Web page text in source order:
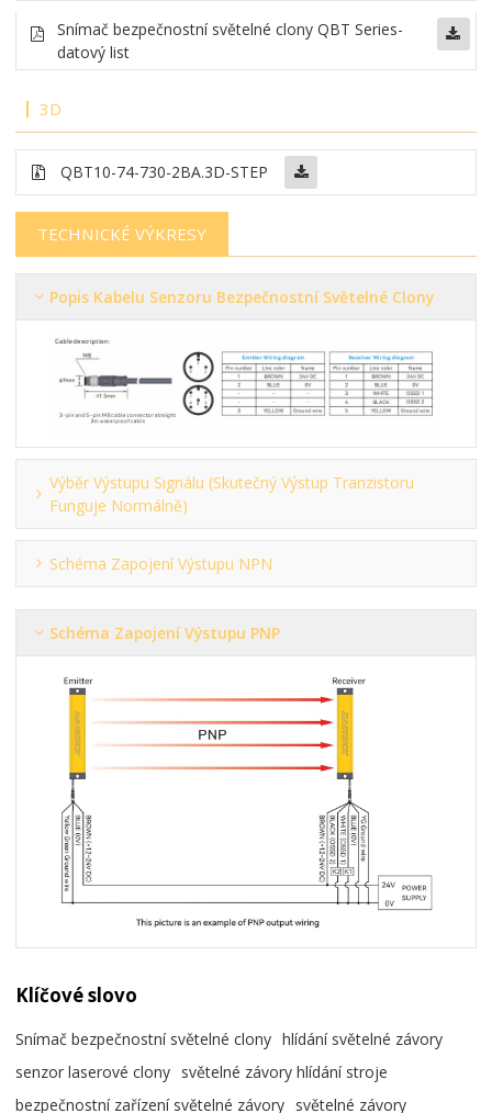
Snímač bezpečnostní světelné clony QBT Series-
datový list
3D
QBT10-74-730-2BA.3D-STEP
TECHNICKÉ VÝKRESY
Popis Kabelu Senzoru Bezpečnostní Světelné Clony
Výběr Výstupu Signálu (skutečný Výstup Tranzistoru
Funguje Normálně)
Schéma Zapojení Výstupu NPN
Schéma Zapojení Výstupu PNP
Klíčové slovo
Snímač bezpečnostní světelné clony hlídání světelné závory
senzor laserové clony světelné závory hlídání stroje
bezpečnostní zařízení světelné závory světelné závory